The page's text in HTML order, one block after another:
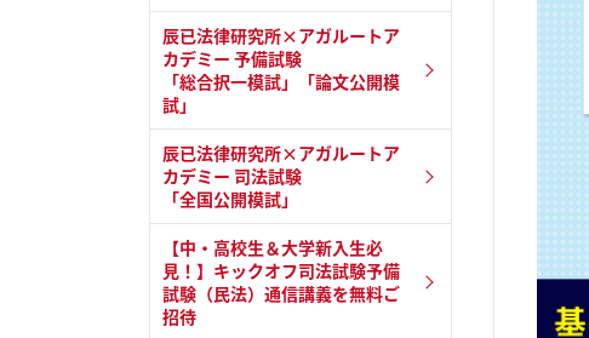
辰已法律研究所×アガルートア
カデミー 予備試験
「総合択一模試」「論文公開模
試」
辰已法律研究所×アガルートア
カデミー 司法試験
「全国公開模試」
【中・高校生＆大学新入生必
見！】キックオフ司法試験予備
試験（民法）通信講義を無料ご
招待